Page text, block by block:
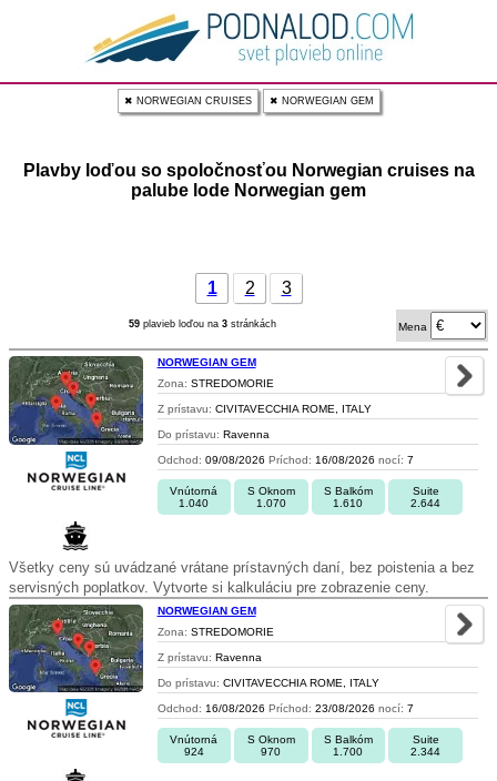
✖ NORWEGIAN CRUISES ✖ NORWEGIAN GEM
Plavby loďou so spoločnosťou Norwegian cruises na
palube lode Norwegian gem
1 2 3
59 plavieb loďou na 3 stránkách Mena
NORWEGIAN GEM
Zona: STREDOMORIE
Z prístavu: CIVITAVECCHIA ROME, ITALY
Do prístavu: Ravenna
Odchod: 09/08/2026 Príchod: 16/08/2026 nocí: 7
Vnútorná
1.040
S Oknom
1.070
S Balkóm
1.610
Suite
2.644
Všetky ceny sú uvádzané vrátane prístavných daní, bez poistenia a bez
servisných poplatkov. Vytvorte si kalkuláciu pre zobrazenie ceny.
NORWEGIAN GEM
Zona: STREDOMORIE
Z prístavu: Ravenna
Do prístavu: CIVITAVECCHIA ROME, ITALY
Odchod: 16/08/2026 Príchod: 23/08/2026 nocí: 7
Vnútorná
924
S Oknom
970
S Balkóm
1.700
Suite
2.344